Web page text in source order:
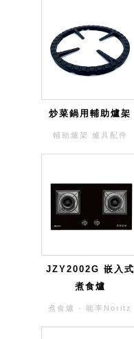
炒菜鍋用輔助爐架
輔助爐架 爐具配件
JZY2002G 嵌入式
煮食爐
煮食爐 - 能率Noritz